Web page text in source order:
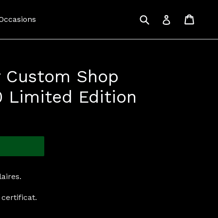
Recherche
Se
Custom Shop
Limited Edition
certificat.